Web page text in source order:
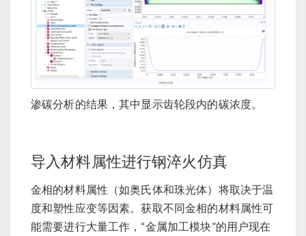
渗碳分析的结果，其中显示齿轮段内的碳浓度。
导入材料属性进行钢淬火仿真
金相的材料属性（如奥氏体和珠光体）将取决于温
度和塑性应变等因素。获取不同金相的材料属性可
能需要进行大量工作，“金属加工模块”的用户现在